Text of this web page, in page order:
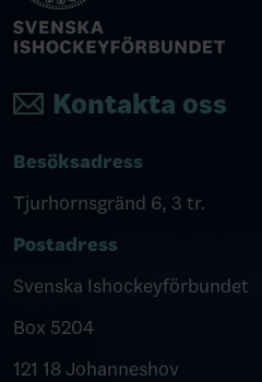
Kontakta oss
Besöksadress
Tjurhornsgränd 6, 3 tr.
Postadress
Svenska Ishockeyförbundet
Box 5204
121 18 Johanneshov